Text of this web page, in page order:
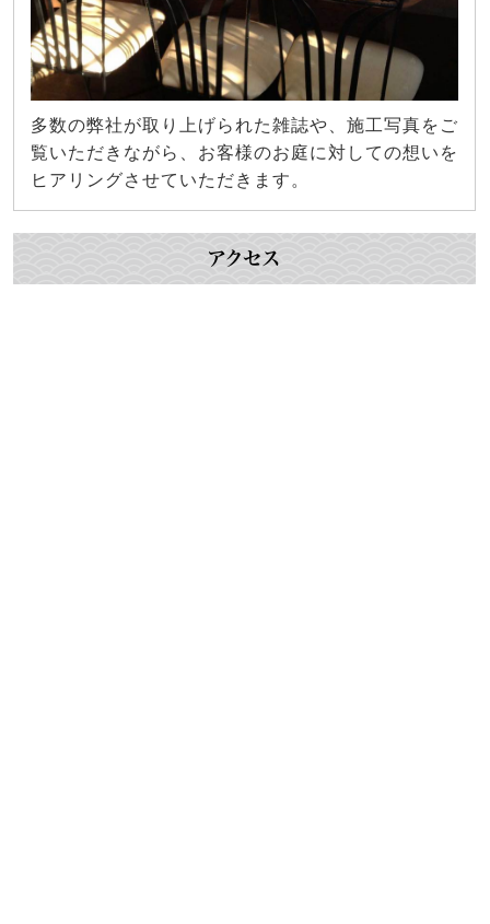
多数の弊社が取り上げられた雑誌や、施工写真をご
覧いただきながら、お客様のお庭に対しての想いを
ヒアリングさせていただきます。
アクセス